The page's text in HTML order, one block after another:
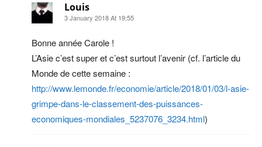
Louis
3 January 2018 At 19:55
Bonne année Carole !
L’Asie c’est super et c’est surtout l’avenir (cf. l’article du
Monde de cette semaine :
http://www.lemonde.fr/economie/article/2018/01/03/l-asie-
grimpe-dans-le-classement-des-puissances-
economiques-mondiales_5237076_3234.html)